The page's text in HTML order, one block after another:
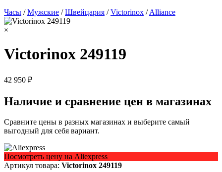
Часы /Мужские /Швейцария /Victorinox /Alliance
×
Victorinox 249119
42 950 ₽
Наличие и сравнение цен в магазинах
Сравните цены в разных магазинах и выберите самый
выгодный для себя вариант.
Посмотреть цену на Aliexpress
Артикул товара: Victorinox 249119